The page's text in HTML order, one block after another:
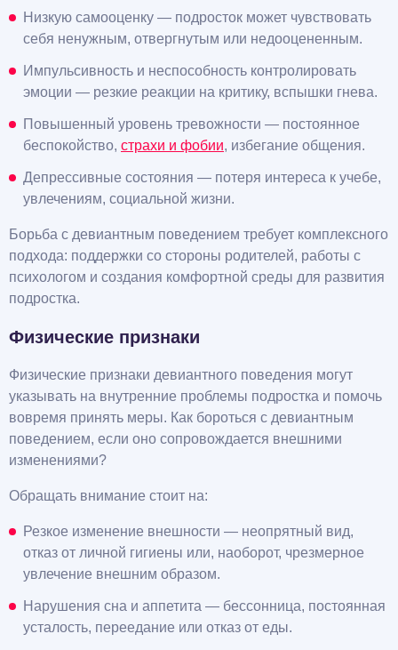
Низкую самооценку — подросток может чувствовать
себя ненужным, отвергнутым или недооцененным.
Импульсивность и неспособность контролировать
эмоции — резкие реакции на критику, вспышки гнева.
Повышенный уровень тревожности — постоянное
беспокойство, страхи и фобии, избегание общения.
Депрессивные состояния — потеря интереса к учебе,
увлечениям, социальной жизни.
Борьба с девиантным поведением требует комплексного
подхода: поддержки со стороны родителей, работы с
психологом и создания комфортной среды для развития
подростка.
Физические признаки
Физические признаки девиантного поведения могут
указывать на внутренние проблемы подростка и помочь
вовремя принять меры. Как бороться с девиантным
поведением, если оно сопровождается внешними
изменениями?
Обращать внимание стоит на:
Резкое изменение внешности — неопрятный вид,
отказ от личной гигиены или, наоборот, чрезмерное
увлечение внешним образом.
Нарушения сна и аппетита — бессонница, постоянная
усталость, переедание или отказ от еды.